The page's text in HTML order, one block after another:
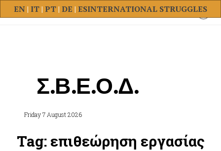
INTERNATIONAL STRUGGLES
EN| IT| PT| DE | ES
Σ.Β.Ε.Ο.Δ.
Friday 7 August 2026
Tag: επιθεώρηση εργασίας